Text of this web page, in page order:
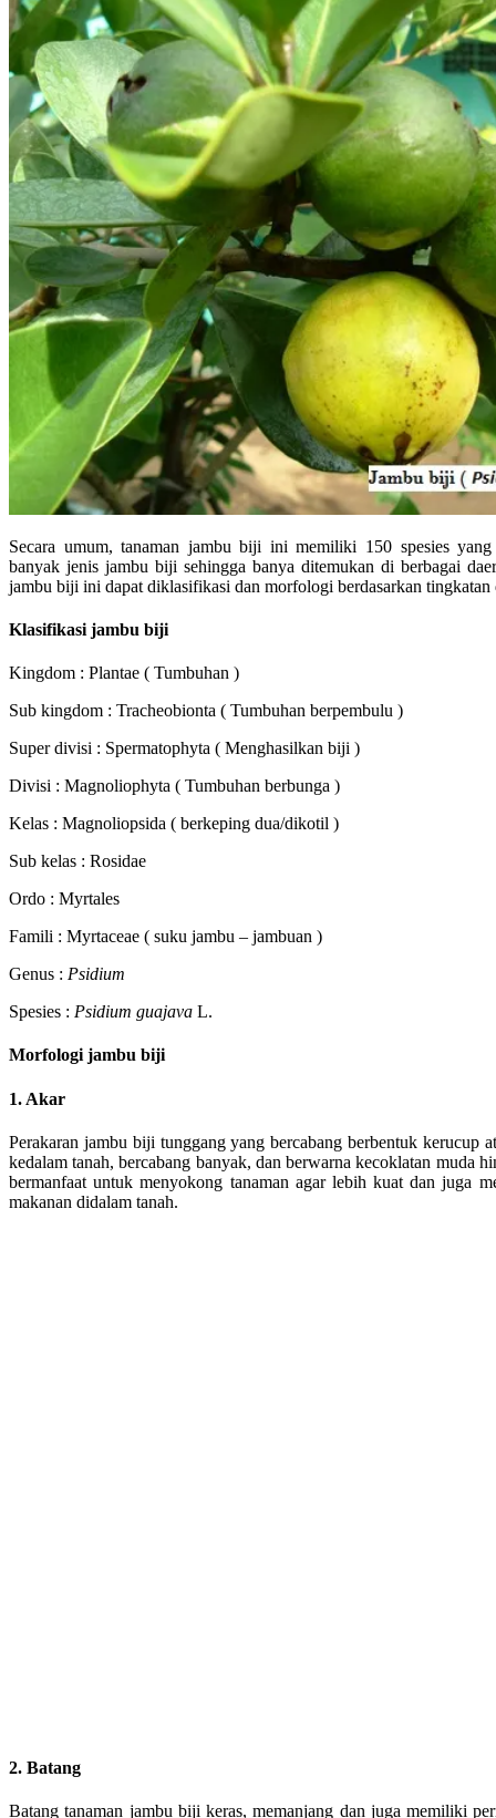
Secara umum, tanaman jambu biji ini memiliki 150 spesies
banyak jenis jambu biji sehingga banya ditemukan di berbagai
jambu biji ini dapat diklasifikasi dan morfologi berdasarkan tingkatan
Klasifikasi jambu biji
Kingdom : Plantae ( Tumbuhan )
Sub kingdom : Tracheobionta ( Tumbuhan berpembulu )
Super divisi : Spermatophyta ( Menghasilkan biji )
Divisi : Magnoliophyta ( Tumbuhan berbunga )
Kelas : Magnoliopsida ( berkeping dua/dikotil )
Sub kelas : Rosidae
Ordo : Myrtales
Famili : Myrtaceae ( suku jambu – jambuan )
Genus : Psidium
Spesies : Psidium guajava L.
Morfologi jambu biji
1. Akar
Perakaran jambu biji tunggang yang bercabang berbentuk kerucup
kedalam tanah, bercabang banyak, dan berwarna kecoklatan muda
bermanfaat untuk menyokong tanaman agar lebih kuat dan juga
makanan didalam tanah.
2. Batang
Batang tanaman jambu biji keras, memanjang dan juga memiliki